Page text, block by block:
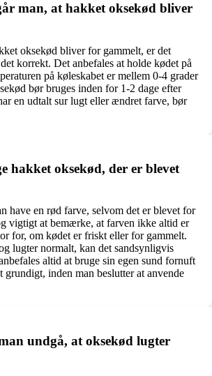
man, at hakket oksekød bliver
oksekød bliver for gammelt, er det
korrekt. Det anbefales at holde kødet på
på køleskabet er mellem 0-4 grader
bør bruges inden for 1-2 dage efter
en udtalt sur lugt eller ændret farve, bør
hakket oksekød, der er blevet
have en rød farve, selvom det er blevet for
vigtigt at bemærke, at farven ikke altid er
for, om kødet er friskt eller for gammelt.
lugter normalt, kan det sandsynligvis
altid at bruge sin egen sund fornuft
grundigt, inden man beslutter at anvende
undgå, at oksekød lugter